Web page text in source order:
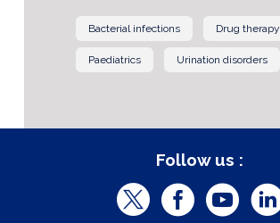
Bacterial infections Drug therapy
Paediatrics Urination disorders
Follow us :
T
F
Y